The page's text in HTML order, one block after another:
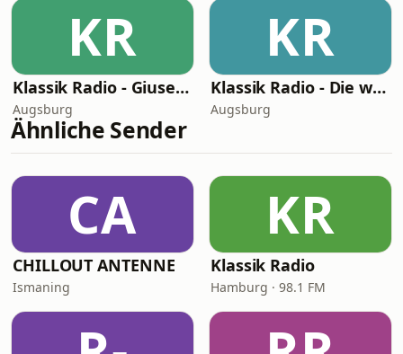
KR
Klassik Radio - Giuseppe Verdi
Augsburg
KR
Klassik Radio - Die wahre Geschichte
Augsburg
Ähnliche Sender
CA
CHILLOUT ANTENNE
Ismaning
KR
Klassik Radio
Hamburg · 98.1 FM